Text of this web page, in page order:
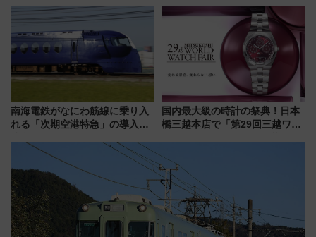
化！安全性や乗り心地の向上に
貢献するだけでなく、全線区で
活躍するための仕組みも
南海電鉄がなにわ筋線に乗り入
れる「次期空港特急」の導入を
日本初の鉄道デザイン
国内最大級の時計の祭典！日本
橋三越本店で「第29回三越ワー